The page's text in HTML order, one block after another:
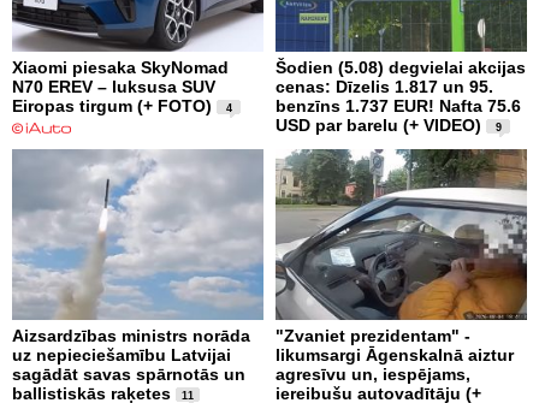
Xiaomi piesaka SkyNomad
N70 EREV – luksusa SUV
Eiropas tirgum (+ FOTO)
4
Šodien (5.08) degvielai akcijas
cenas: Dīzelis 1.817 un 95.
benzīns 1.737 EUR! Nafta 75.6
USD par barelu (+ VIDEO)
9
Aizsardzības ministrs norāda
uz nepieciešamību Latvijai
sagādāt savas spārnotās un
ballistiskās raķetes
11
"Zvaniet prezidentam" -
likumsargi Āgenskalnā aiztur
agresīvu un, iespējams,
iereibušu autovadītāju (+